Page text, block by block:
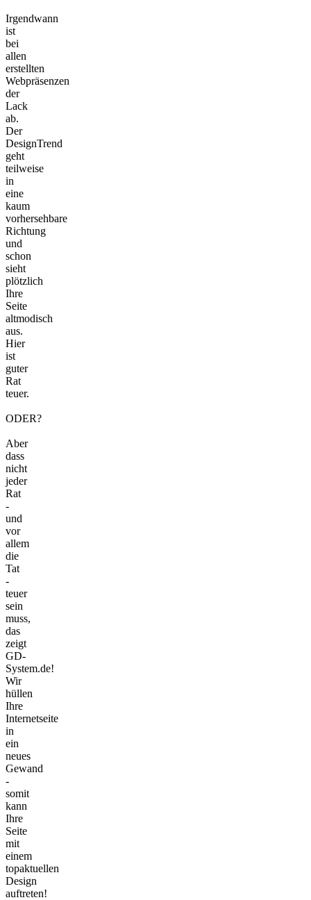
Irgendwann
ist
bei
allen
erstellten
Webpräsenzen
der
Lack
ab.
Der
DesignTrend
geht
teilweise
in
eine
kaum
vorhersehbare
Richtung
und
schon
sieht
plötzlich
Ihre
Seite
altmodisch
aus.
Hier
ist
guter
Rat
teuer.
ODER?
Aber
dass
nicht
jeder
Rat
-
und
vor
allem
die
Tat
-
teuer
sein
muss,
das
zeigt
GD-
System.de!
Wir
hüllen
Ihre
Internetseite
in
ein
neues
Gewand
-
somit
kann
Ihre
Seite
mit
einem
topaktuellen
Design
auftreten!